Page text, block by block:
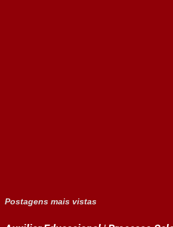
Postagens mais vistas